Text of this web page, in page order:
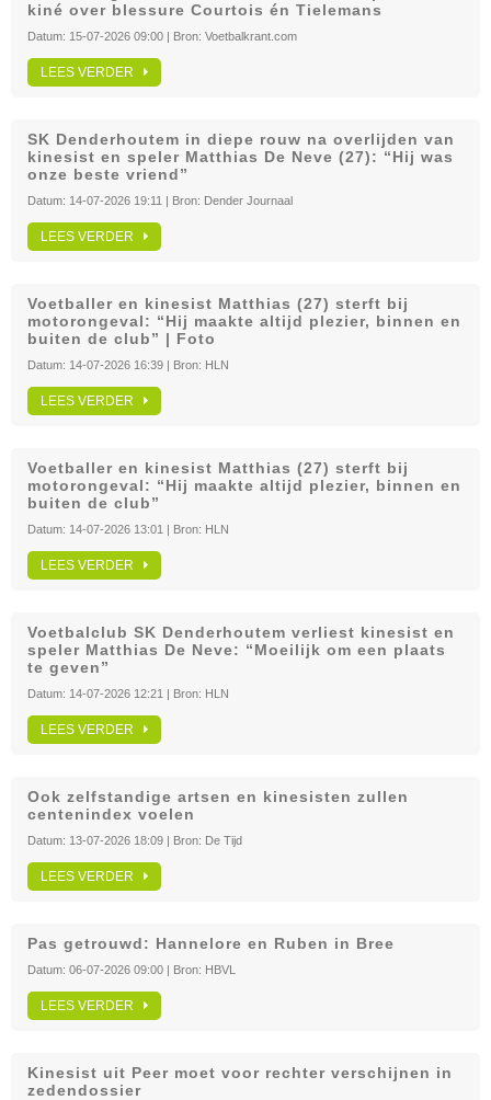
kiné over blessure Courtois én Tielemans
Datum: 15-07-2026 09:00 | Bron: Voetbalkrant.com
LEES VERDER
SK Denderhoutem in diepe rouw na overlijden van
kinesist en speler Matthias De Neve (27): “Hij was
onze beste vriend”
Datum: 14-07-2026 19:11 | Bron: Dender Journaal
LEES VERDER
Voetballer en kinesist Matthias (27) sterft bij
motorongeval: “Hij maakte altijd plezier, binnen en
buiten de club” | Foto
Datum: 14-07-2026 16:39 | Bron: HLN
LEES VERDER
Voetballer en kinesist Matthias (27) sterft bij
motorongeval: “Hij maakte altijd plezier, binnen en
buiten de club”
Datum: 14-07-2026 13:01 | Bron: HLN
LEES VERDER
Voetbalclub SK Denderhoutem verliest kinesist en
speler Matthias De Neve: “Moeilijk om een plaats
te geven”
Datum: 14-07-2026 12:21 | Bron: HLN
LEES VERDER
Ook zelfstandige artsen en kinesisten zullen
centenindex voelen
Datum: 13-07-2026 18:09 | Bron: De Tijd
LEES VERDER
Pas getrouwd: Hannelore en Ruben in Bree
Datum: 06-07-2026 09:00 | Bron: HBVL
LEES VERDER
Kinesist uit Peer moet voor rechter verschijnen in
zedendossier